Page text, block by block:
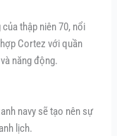
thập niên 70, nổi
Cortez với quần
năng động.
navy sẽ tạo nên sự
lịch.